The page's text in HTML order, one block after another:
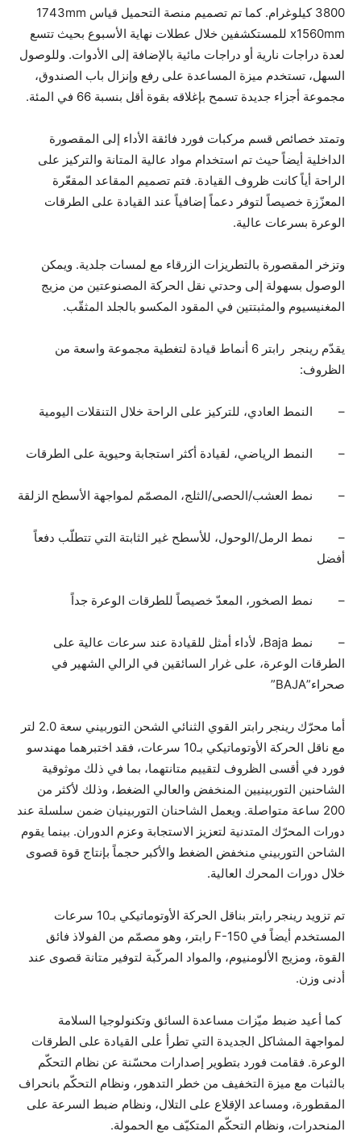
3800 كيلوغرام. كما تم تصميم منصة التحميل قياس ‏1743mm
x1560mm للمستكشفين خلال عطلات نهاية الأسبوع بحيث تتسع
لعدة دراجات نارية أو دراجات مائية بالإضافة إلى الأدوات. وللوصول
السهل، تستخدم ميزة المساعدة على رفع وإنزال باب الصندوق،
مجموعة أجزاء جديدة تسمح بإغلاقه بقوة أقل بنسبة 66 في المئة.
وتمتد خصائص قسم مركبات فورد فائقة الأداء إلى المقصورة
الداخلية أيضاً حيث تم استخدام مواد عالية المتانة والتركيز على
الراحة أياً كانت ظروف القيادة. فتم تصميم المقاعد المقعّرة
المعزّزة خصيصاً لتوفر دعماً إضافياً عند القيادة على الطرقات
الوعرة بسرعات عالية.
وتزخر المقصورة بالتطريزات الزرقاء مع لمسات جلدية. ويمكن
الوصول بسهولة إلى وحدتي نقل الحركة المصنوعتين من مزيج
المغنيسيوم والمثبتتين في المقود المكسو بالجلد المثقّب.
يقدّم رينجر رابتر 6 أنماط قيادة لتغطية مجموعة واسعة من
الظروف:
– النمط العادي، للتركيز على الراحة خلال التنقلات اليومية
– النمط الرياضي، لقيادة أكثر استجابة وحيوية على الطرقات
– نمط العشب/الحصى/الثلج، المصمّم لمواجهة الأسطح الزلقة
– نمط الرمل/الوحول، للأسطح غير الثابتة التي تتطلّب دفعاً
أفضل
– نمط الصخور، المعدّ خصيصاً للطرقات الوعرة جداً
– نمط Baja، لأداء أمثل للقيادة عند سرعات عالية على
الطرقات الوعرة، على غرار السائقين في الرالي الشهير في
صحراء”BAJA”
أما محرّك رينجر رابتر القوي الثنائي الشحن التوربيني سعة 2.0 لتر
مع ناقل الحركة الأوتوماتيكي بـ10 سرعات، فقد اختبرهما مهندسو
فورد في أقسى الظروف لتقييم متانتهما، بما في ذلك موثوقية
الشاحنين التوربينيين المنخفض والعالي الضغط، وذلك لأكثر من
200 ساعة متواصلة. ويعمل الشاحنان التوربينيان ضمن سلسلة عند
دورات المحرّك المتدنية لتعزيز الاستجابة وعزم الدوران. بينما يقوم
الشاحن التوربيني منخفض الضغط والأكبر حجماً بإنتاج قوة قصوى
خلال دورات المحرك العالية.
تم تزويد رينجر رابتر بناقل الحركة الأوتوماتيكي بـ10 سرعات
المستخدم أيضاً في F-150 رابتر، وهو مصمّم من الفولاذ فائق
القوة، ومزيج الألومنيوم، والمواد المركّبة لتوفير متانة قصوى عند
أدنى وزن.
كما أعيد ضبط ميّزات مساعدة السائق وتكنولوجيا السلامة
لمواجهة المشاكل الجديدة التي تطرأ على القيادة على الطرقات
الوعرة. فقامت فورد بتطوير إصدارات محسّنة عن نظام التحكّم
بالثبات مع ميزة التخفيف من خطر التدهور، ونظام التحكّم بانحراف
المقطورة، ومساعد الإقلاع على التلال، ونظام ضبط السرعة على
المنحدرات، ونظام التحكّم المتكيّف مع الحمولة.